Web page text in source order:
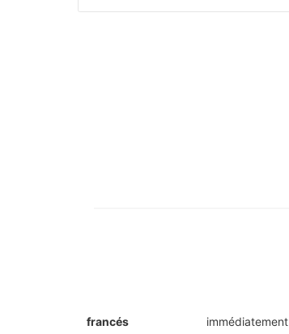
francés immédiatement